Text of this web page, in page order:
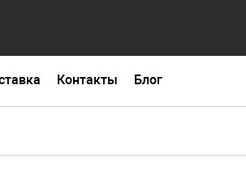
Контакты Блог
CheckInPoint v1.3 Lite